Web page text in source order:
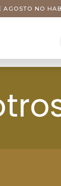
AGOSTO NO